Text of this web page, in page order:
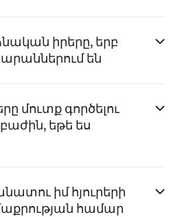
իրերը, երբ
են
մուտք գործելու
եթե ես
իմ հյուրերի
համար